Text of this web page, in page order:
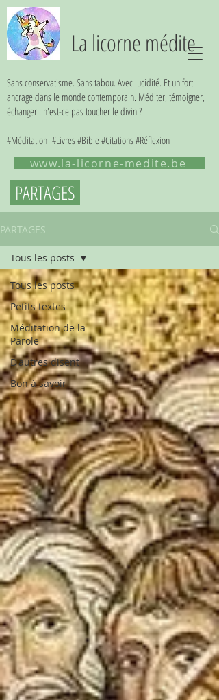
La licorne médite
Sans conservatisme. Sans tabou. Avec lucidité. Et un fort
ancrage dans le monde contemporain. Méditer, témoigner,
échanger : n'est-ce pas toucher le divin ?
#Méditation #Livres #Bible #Citations #Réflexion
www.la-licorne-medite.be
PARTAGES
PARTAGES
Tous les posts
Petits textes
Méditation de la
Parole
D'autres disent
Bon à savoir
Tous les posts